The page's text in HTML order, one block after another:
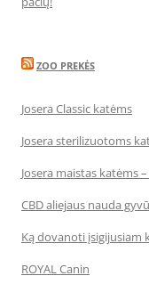
ZOO PREKĖS
Josera Classic katėms
Josera sterilizuotoms
Josera maistas katėms
CBD aliejaus nauda
Ką dovanoti įsigijusiam
ROYAL Canin